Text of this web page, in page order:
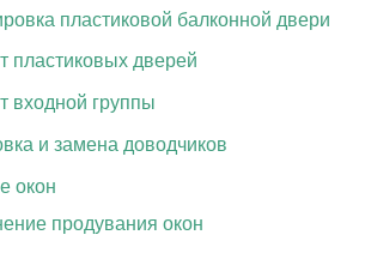
пластиковой балконной двери
пластиковых дверей
входной группы
и замена доводчиков
окон
продувания окон